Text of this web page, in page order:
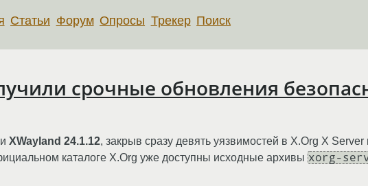
Статьи Форум Опросы Трекер Поиск
срочные обновления
и XWayland 24.1.12, закрыв сразу девять уязвимостей в X.Org X Server
каталоге X.Org уже доступны исходные архивы xorg-